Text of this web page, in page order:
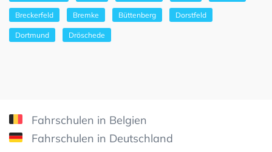
Breckerfeld Bremke Büttenberg Dorstfeld
Dortmund Dröschede
Fahrschulen in Belgien
Fahrschulen in Deutschland